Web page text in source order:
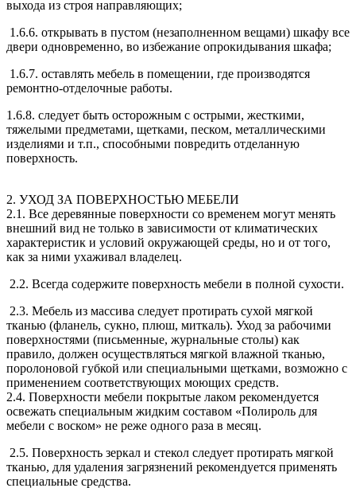
выхода из строя направляющих;
1.6.6. открывать в пустом (незаполненном вещами) шкафу все
двери одновременно, во избежание опрокидывания шкафа;
1.6.7. оставлять мебель в помещении, где производятся
ремонтно-отделочные работы.
1.6.8. следует быть осторожным с острыми, жесткими,
тяжелыми предметами, щетками, песком, металлическими
изделиями и т.п., способными повредить отделанную
поверхность.
2. УХОД ЗА ПОВЕРХНОСТЬЮ МЕБЕЛИ
2.1. Все деревянные поверхности со временем могут менять
внешний вид не только в зависимости от климатических
характеристик и условий окружающей среды, но и от того,
как за ними ухаживал владелец.
2.2. Всегда содержите поверхность мебели в полной сухости.
2.3. Мебель из массива следует протирать сухой мягкой
тканью (фланель, сукно, плюш, миткаль). Уход за рабочими
поверхностями (письменные, журнальные столы) как
правило, должен осуществляться мягкой влажной тканью,
поролоновой губкой или специальными щетками, возможно с
применением соответствующих моющих средств.
2.4. Поверхности мебели покрытые лаком рекомендуется
освежать специальным жидким составом «Полироль для
мебели с воском» не реже одного раза в месяц.
2.5. Поверхность зеркал и стекол следует протирать мягкой
тканью, для удаления загрязнений рекомендуется применять
специальные средства.